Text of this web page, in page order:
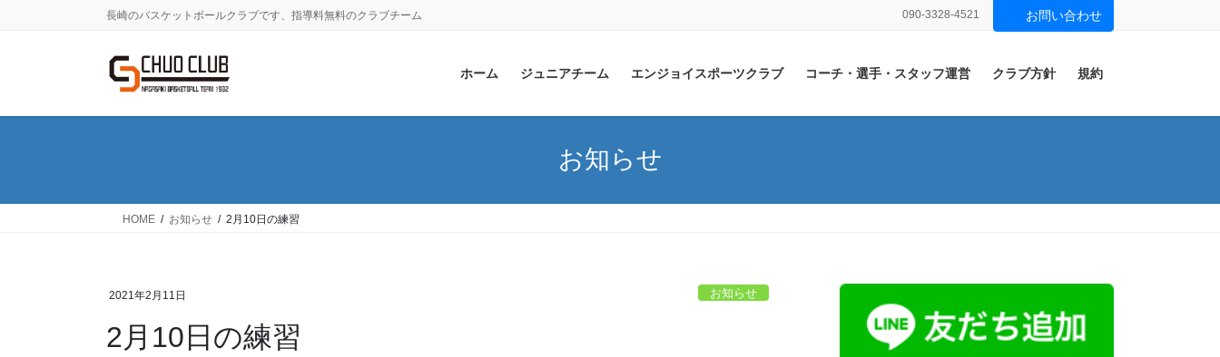
に
ョ
動
長崎のバスケットボールクラブです、指導料無料のクラブチーム 090-3328-4521 お問い合わせ
ホーム ジュニアチーム エンジョイスポーツクラブ コーチ・選手・スタッフ運営 クラブ方針 規約
お知らせ
HOME お知らせ 2月10日の練習
2021年2月11日 お知らせ
2月10日の練習